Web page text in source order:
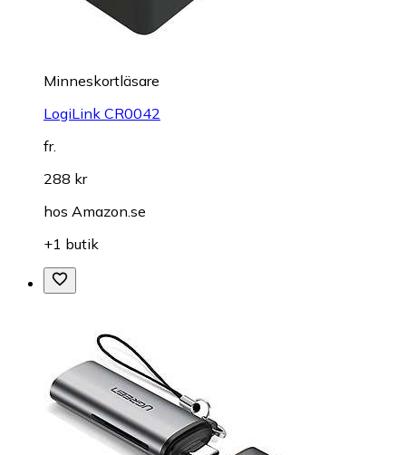
Minneskortläsare
LogiLink CR0042
fr.
288 kr
hos Amazon.se
+1 butik